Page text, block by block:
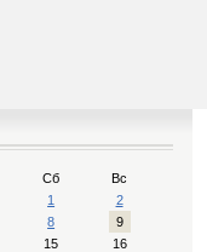
Сб
Вс
1
2
8
9
15
16